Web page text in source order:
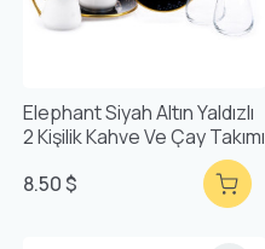
Elephant Siyah Altın Yaldızlı
2 Kişilik Kahve Ve Çay Takımı
8.50 $